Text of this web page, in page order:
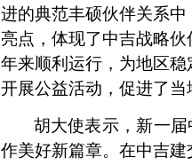
进的典范丰硕伙伴关系
亮点， 体现了中吉战略
年来顺利运行，为地区
开展公益活动，促进了当
胡大使表示，新一
作美好新篇章。在中吉